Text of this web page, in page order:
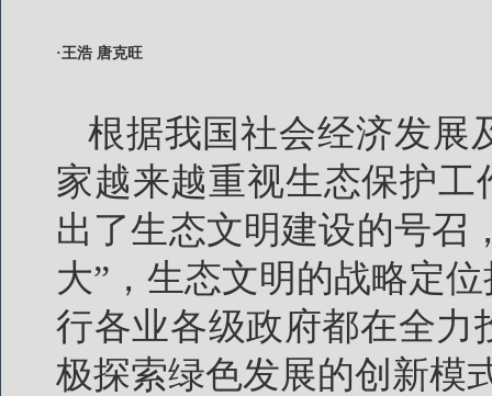
·王浩 唐克旺
根据我国社会经济发展
家越来越重视生态保护工
出了生态文明建设的号召
大”，生态文明的战略定
行各业各级政府都在全力
极探索绿色发展的创新模